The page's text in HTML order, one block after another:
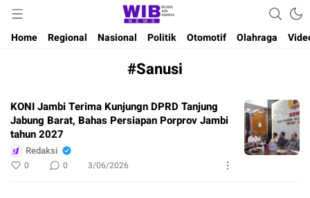
Wibnews
Waktu Indonesia Bicara
Home
Regional Nasional Politik Otomotif Olahraga
#Sanusi
KONI Jambi Terima Kunjungn DPRD Tanjung
Jabung Barat, Bahas Persiapan Porprov Jambi
tahun 2027
Redaksi
0 0 3/06/2026